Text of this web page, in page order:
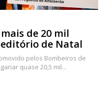
de 20 mil
de Natal
pelos Bombeiros de
quase 20,5 mil...